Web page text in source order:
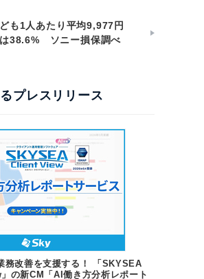
も1人あたり平均9,977円
38.6% ソニー損保調べ
プレスリリース
務改善を支援する！ 「SKYSEA
の新CM「AI働き方分析レポート